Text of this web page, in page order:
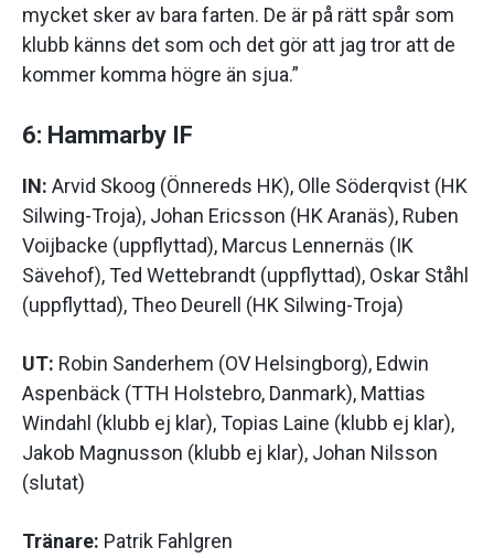
mycket sker av bara farten. De är på rätt spår som
klubb känns det som och det gör att jag tror att de
kommer komma högre än sjua.”
6: Hammarby IF
IN: Arvid Skoog (Önnereds HK), Olle Söderqvist (HK
Silwing-Troja), Johan Ericsson (HK Aranäs), Ruben
Voijbacke (uppflyttad), Marcus Lennernäs (IK
Sävehof), Ted Wettebrandt (uppflyttad), Oskar Ståhl
(uppflyttad), Theo Deurell (HK Silwing-Troja)
UT: Robin Sanderhem (OV Helsingborg), Edwin
Aspenbäck (TTH Holstebro, Danmark), Mattias
Windahl (klubb ej klar), Topias Laine (klubb ej klar),
Jakob Magnusson (klubb ej klar), Johan Nilsson
(slutat)
Tränare: Patrik Fahlgren